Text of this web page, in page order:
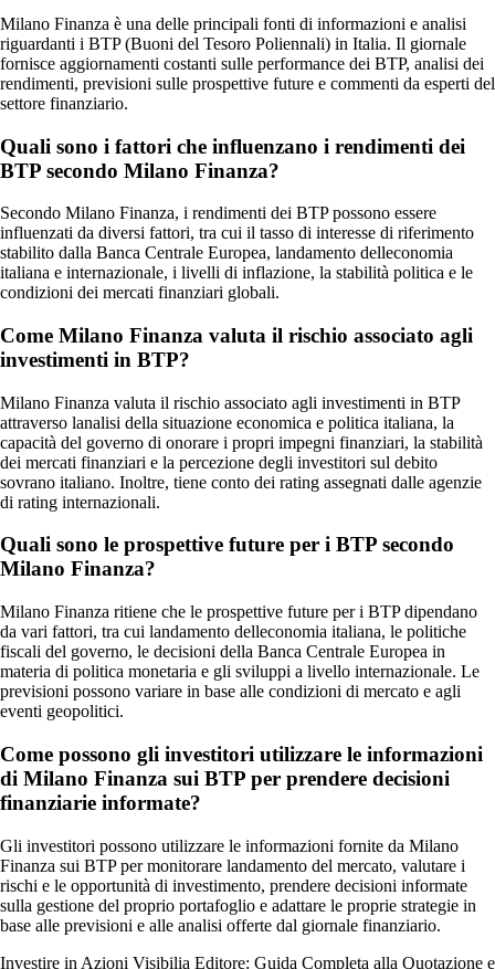
Milano Finanza è una delle principali fonti di informazioni e analisi
riguardanti i BTP (Buoni del Tesoro Poliennali) in Italia. Il giornale
fornisce aggiornamenti costanti sulle performance dei BTP, analisi dei
rendimenti, previsioni sulle prospettive future e commenti da esperti del
settore finanziario.
Quali sono i fattori che influenzano i rendimenti dei
BTP secondo Milano Finanza?
Secondo Milano Finanza, i rendimenti dei BTP possono essere
influenzati da diversi fattori, tra cui il tasso di interesse di riferimento
stabilito dalla Banca Centrale Europea, landamento delleconomia
italiana e internazionale, i livelli di inflazione, la stabilità politica e le
condizioni dei mercati finanziari globali.
Come Milano Finanza valuta il rischio associato agli
investimenti in BTP?
Milano Finanza valuta il rischio associato agli investimenti in BTP
attraverso lanalisi della situazione economica e politica italiana, la
capacità del governo di onorare i propri impegni finanziari, la stabilità
dei mercati finanziari e la percezione degli investitori sul debito
sovrano italiano. Inoltre, tiene conto dei rating assegnati dalle agenzie
di rating internazionali.
Quali sono le prospettive future per i BTP secondo
Milano Finanza?
Milano Finanza ritiene che le prospettive future per i BTP dipendano
da vari fattori, tra cui landamento delleconomia italiana, le politiche
fiscali del governo, le decisioni della Banca Centrale Europea in
materia di politica monetaria e gli sviluppi a livello internazionale. Le
previsioni possono variare in base alle condizioni di mercato e agli
eventi geopolitici.
Come possono gli investitori utilizzare le informazioni
di Milano Finanza sui BTP per prendere decisioni
finanziarie informate?
Gli investitori possono utilizzare le informazioni fornite da Milano
Finanza sui BTP per monitorare landamento del mercato, valutare i
rischi e le opportunità di investimento, prendere decisioni informate
sulla gestione del proprio portafoglio e adattare le proprie strategie in
base alle previsioni e alle analisi offerte dal giornale finanziario.
Investire in Azioni Visibilia Editore: Guida Completa alla Quotazione e